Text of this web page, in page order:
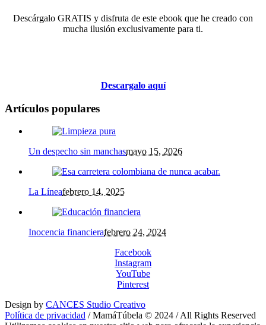
Descárgalo GRATIS y disfruta de este ebook que he creado con
mucha ilusión exclusivamente para ti.
Descargalo aquí
Artículos populares
Un despecho sin manchasmayo 15, 2026
La Líneafebrero 14, 2025
Inocencia financierafebrero 24, 2024
Facebook
Instagram
YouTube
Pinterest
Design by CANCES Studio Creativo
Política de privacidad / MamáTúbela © 2024 / All Rights Reserved